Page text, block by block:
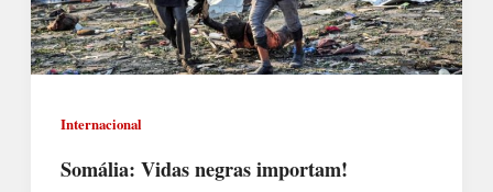
Internacional
Somália: Vidas negras importam!